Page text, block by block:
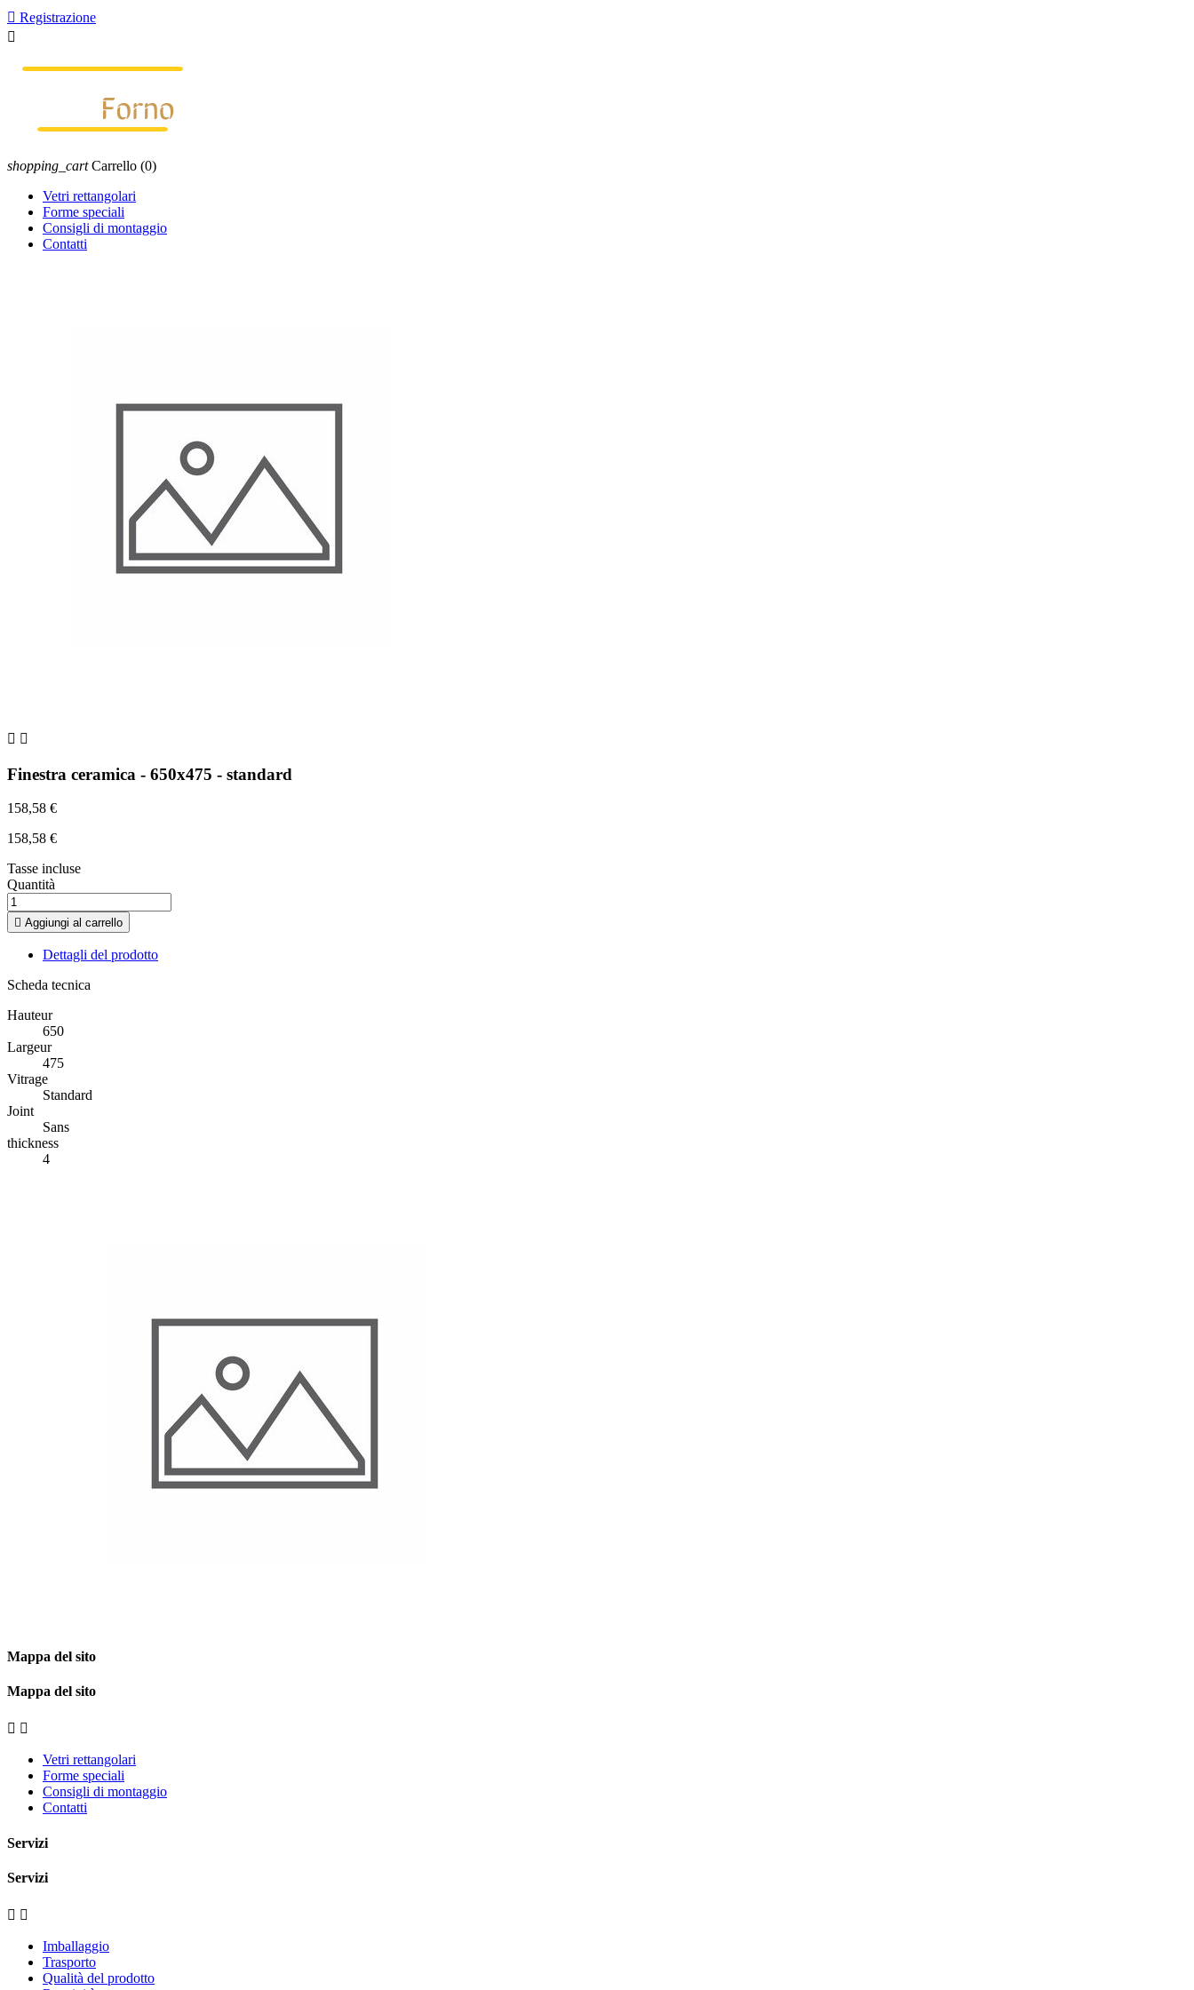
 Registrazione

shopping_cart Carrello (0)
Vetri rettangolari
Forme speciali
Consigli di montaggio
Contatti
 
Finestra ceramica - 650x475 - standard
158,58 €
158,58 €
Tasse incluse
Quantità
 Aggiungi al carrello
Dettagli del prodotto
Scheda tecnica
Hauteur
650
Largeur
475
Vitrage
Standard
Joint
Sans
thickness
4
Mappa del sito
Mappa del sito
 
Vetri rettangolari
Forme speciali
Consigli di montaggio
Contatti
Servizi
Servizi
 
Imballaggio
Trasporto
Qualità del prodotto